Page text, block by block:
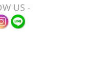
US -